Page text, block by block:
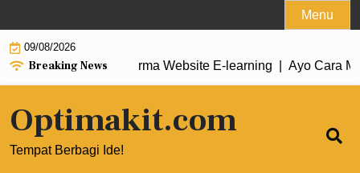
to
content
Menu
09/08/2026
Breaking News
untuk Performa Website E‑learning |Ayo Cara
Optimakit.com
Tempat Berbagi Ide!